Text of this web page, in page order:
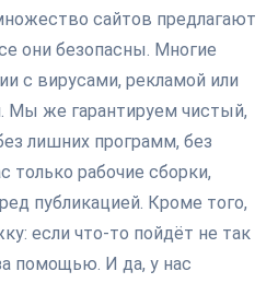
сайтов предлагают
они безопасны. Многие
с вирусами, рекламой или
же гарантируем чистый,
лишних программ, без
только рабочие сборки,
публикацией. Кроме того,
если что-то пойдёт не так
помощью. И да, у нас